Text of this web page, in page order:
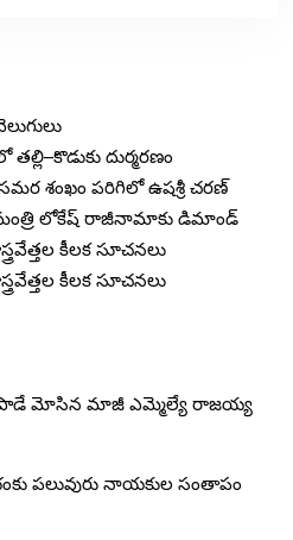
దుర్మరణం
శంఖం పరిగిలో ఉషశ్రీ చరణ్
మంత్రి లోకేష్ రాజీనామాకు డిమాండ్
కీలక సూచనలు
కీలక సూచనలు
మోసిన మాజీ ఎమ్మెల్యే రాజయ్య
పలువురు నాయకుల సంతాపం